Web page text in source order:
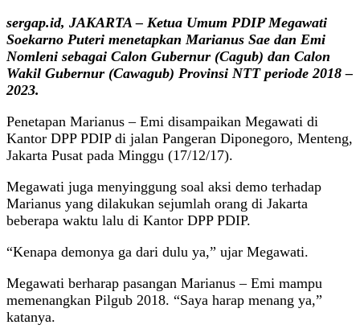
sergap.id, JAKARTA – Ketua Umum PDIP Megawati
Soekarno Puteri menetapkan Marianus Sae dan Emi
Nomleni sebagai Calon Gubernur (Cagub) dan Calon
Wakil Gubernur (Cawagub) Provinsi NTT periode 2018 –
2023.
Penetapan Marianus – Emi disampaikan Megawati di
Kantor DPP PDIP di jalan Pangeran Diponegoro, Menteng,
Jakarta Pusat pada Minggu (17/12/17).
Megawati juga menyinggung soal aksi demo terhadap
Marianus yang dilakukan sejumlah orang di Jakarta
beberapa waktu lalu di Kantor DPP PDIP.
“Kenapa demonya ga dari dulu ya,” ujar Megawati.
Megawati berharap pasangan Marianus – Emi mampu
memenangkan Pilgub 2018. “Saya harap menang ya,”
katanya.